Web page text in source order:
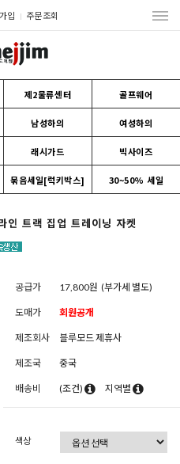
입 주문조회
제2물류센터 골프웨어
남성하의 여성하의
래시가드 빅사이즈
묶음세일[럭키박스] 30~50% 세일
트랙 집업 트레이닝 자켓
공급가 17,800원 (부가세 별도)
도매가 회원공개
제조회사 블루모드 제휴사
제조국 중국
배송비 (조건) 지역별
색상